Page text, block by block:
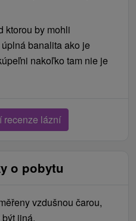
ktorou by mohli
banalita ako je
nakoľko tam nie je
recenze lázní
o pobytu
vzdušnou čarou,
jiná.